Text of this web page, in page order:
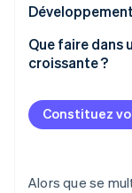
S’appuyer sur
Se concentrer
Que faire dans
croissante ?
Constituez
Alors que se